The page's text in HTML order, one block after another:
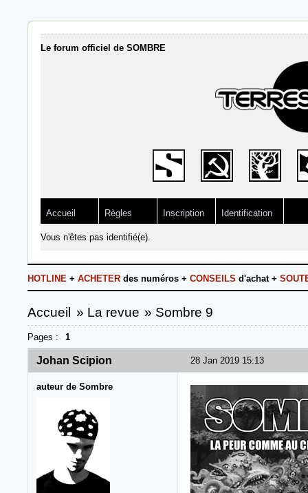
Le forum officiel de SOMBRE
Accueil Règles Inscription Identification
Vous n'êtes pas identifié(e).
HOTLINE + ACHETER des numéros + CONSEILS d'achat +
Accueil » La revue » Sombre 9
Pages : 1
28 Jan 2019 15:13
Johan Scipion
auteur de Sombre